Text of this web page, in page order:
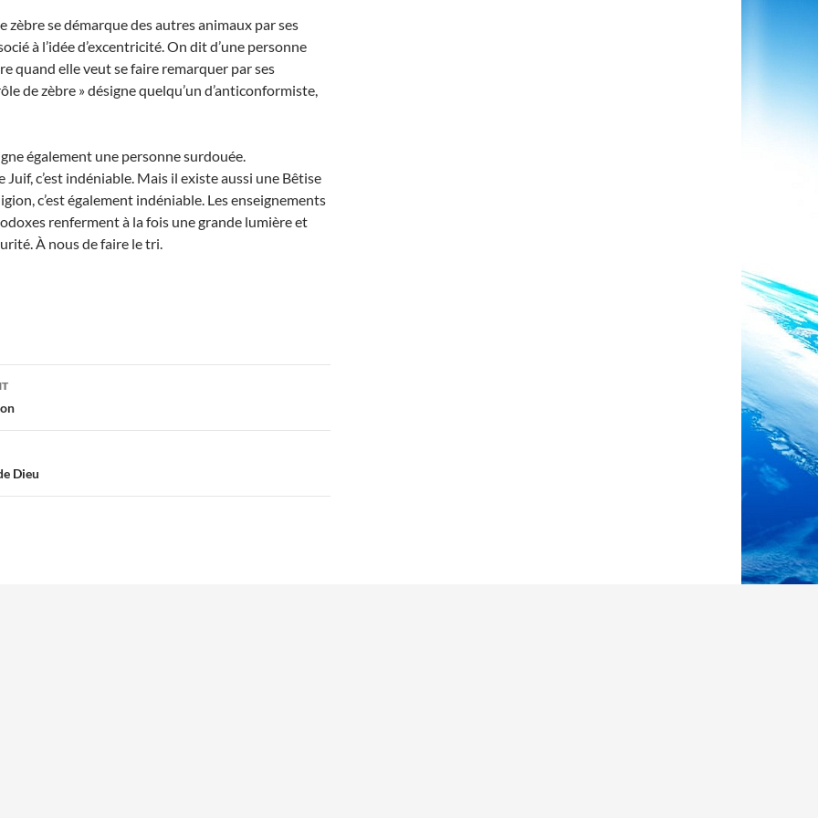
zèbre se démarque des autres animaux par ses
à l’idée d’excentricité. On dit d’une personne
quand elle veut se faire remarquer par ses
de zèbre » désigne quelqu’un d’anticonformiste,
également une personne surdouée.
Juif, c’est indéniable. Mais il existe aussi une Bêtise
c’est également indéniable. Les enseignements
renferment à la fois une grande lumière et
À nous de faire le tri.
Dieu